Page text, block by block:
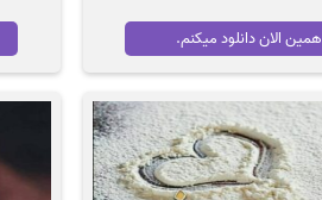
همین الان دانلود میکنم.